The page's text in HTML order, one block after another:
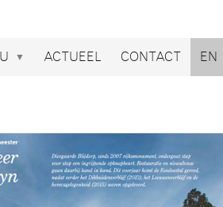
ACTUEEL CONTACT EN